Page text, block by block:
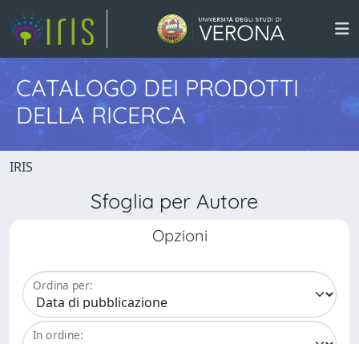
CATALOGO DEI PRODOTTI
DELLA RICERCA
IRIS
Sfoglia per Autore
Opzioni
Ordina per:
In ordine: